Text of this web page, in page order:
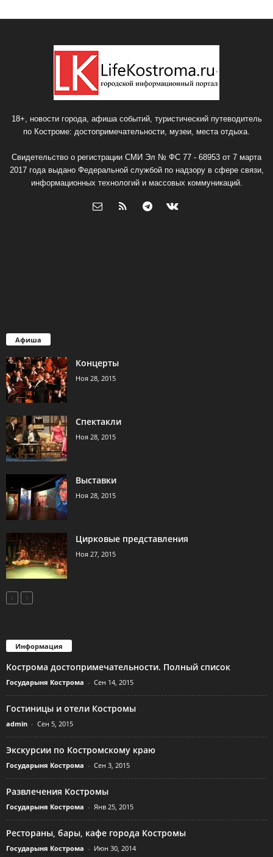
18+, новости города, афиша событий, туристический путеводитель
по Костроме: достопримечательности, музеи, места отдыха.
Свидетельство о регистрации СМИ Эл № ФС 77 - 68953 от 7 марта
2017 года выдано Федеральной службой по надзору в сфере связи,
информационных технологий и массовых коммуникаций.
Афиша
Концерты
Ноя 28, 2015
Спектакли
Ноя 28, 2015
Выставки
Ноя 28, 2015
Цирковые представления
Ноя 27, 2015
Информация
Кострома достопримечательности. Полный список
Государыня Кострома - Сен 14, 2015
Гостиницы и отели Костромы
admin - Сен 5, 2015
Экскурсии по Костромскому краю
Государыня Кострома - Сен 3, 2015
Развлечения Костромы
Государыня Кострома - Янв 25, 2015
Рестораны, бары, кафе города Костромы
Государыня Кострома - Июн 30, 2014